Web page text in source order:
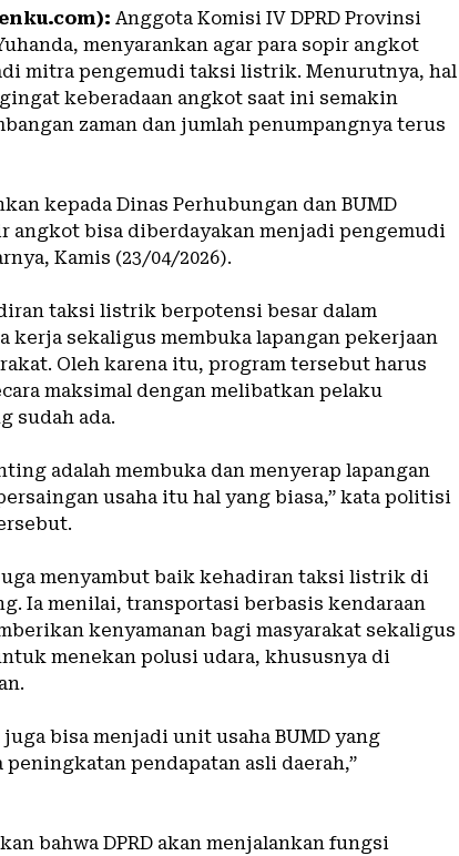
Anggota Komisi IV DPRD Provinsi
menyarankan agar para sopir angkot
mitra pengemudi taksi listrik. Menurutnya, hal
keberadaan angkot saat ini semakin
zaman dan jumlah penumpangnya terus
kepada Dinas Perhubungan dan BUMD
angkot bisa diberdayakan menjadi pengemudi
Kamis (23/04/2026).
taksi listrik berpotensi besar dalam
kerja sekaligus membuka lapangan pekerjaan
Oleh karena itu, program tersebut harus
maksimal dengan melibatkan pelaku
sudah ada.
adalah membuka dan menyerap lapangan
usaha itu hal yang biasa,” kata politisi
menyambut baik kehadiran taksi listrik di
Ia menilai, transportasi berbasis kendaraan
kenyamanan bagi masyarakat sekaligus
menekan polusi udara, khususnya di
bisa menjadi unit usaha BUMD yang
peningkatan pendapatan asli daerah,”
bahwa DPRD akan menjalankan fungsi